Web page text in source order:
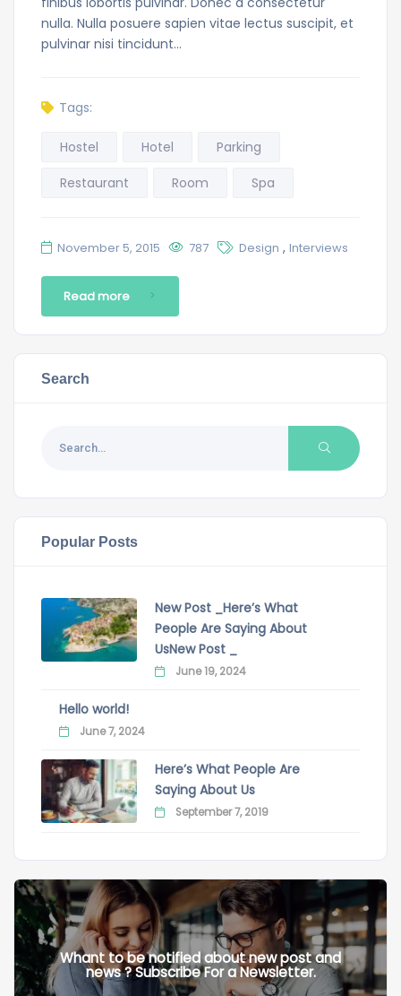
nulla. Nulla posuere sapien vitae lectus suscipit, et
pulvinar nisi tincidunt…
Tags:
Hostel Hotel
Parking
Restaurant
Room Spa
November 5, 2015 787 Design , Interviews
Read more
Search
Popular Posts
New Post _Here’s What
People Are Saying About
UsNew Post _
June 19, 2024
Hello world!
June 7, 2024
Here’s What People Are
Saying About Us
September 7, 2019
Whant to be notified about new post and
news ? Subscribe For a Newsletter.